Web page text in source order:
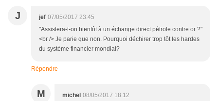
J jef 07/05/2017 23:45
"Assistera-t-on bientôt à un échange direct pétrole contre or ?"
<br /> Je parie que non. Pourquoi déchirer trop tôt les hardes
du système financier mondial?
Répondre
M michel 08/05/2017 18:12